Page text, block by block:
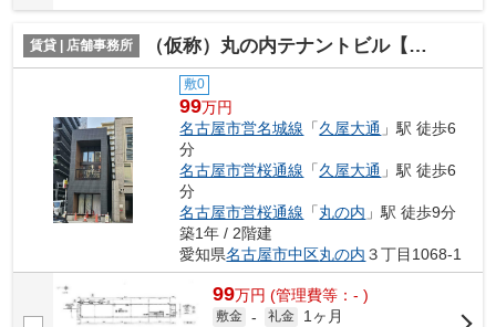
賃貸 | 店舗事務所 （仮称）丸の内テナントビル【 飲食系おすすめ 】
敷0
99万円
名古屋市営名城線 「久屋大通 」駅 徒歩6
分
名古屋市営桜通線 「久屋大通 」駅 徒歩6
分
名古屋市営桜通線 「丸の内 」駅 徒歩9分
築1年 / 2階建
愛知県名古屋市中区丸の内 ３丁目1068-1
99万円 (管理費等：- )
敷金 - 礼金 1ヶ月